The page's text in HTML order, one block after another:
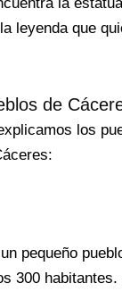
la
leyenda que
de
los
pequeño
300 habitantes.